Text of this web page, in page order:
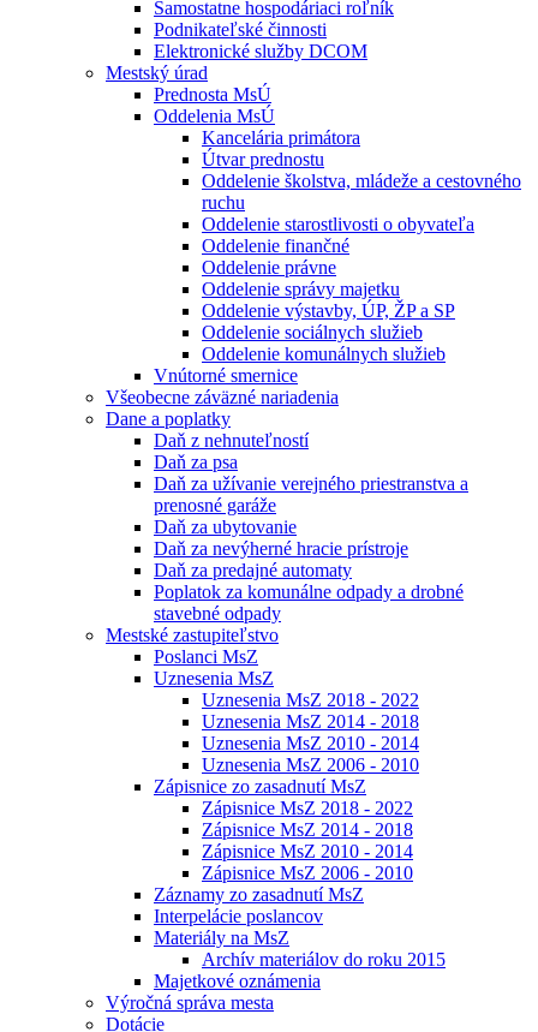
Samostatne hospodáriaci roľník
Podnikateľské činnosti
Elektronické služby DCOM
Mestský úrad
Prednosta MsÚ
Oddelenia MsÚ
Kancelária primátora
Útvar prednostu
Oddelenie školstva, mládeže a cestovného
ruchu
Oddelenie starostlivosti o obyvateľa
Oddelenie finančné
Oddelenie právne
Oddelenie správy majetku
Oddelenie výstavby, ÚP, ŽP a SP
Oddelenie sociálnych služieb
Oddelenie komunálnych služieb
Vnútorné smernice
Všeobecne záväzné nariadenia
Dane a poplatky
Daň z nehnuteľností
Daň za psa
Daň za užívanie verejného priestranstva a
prenosné garáže
Daň za ubytovanie
Daň za nevýherné hracie prístroje
Daň za predajné automaty
Poplatok za komunálne odpady a drobné
stavebné odpady
Mestské zastupiteľstvo
Poslanci MsZ
Uznesenia MsZ
Uznesenia MsZ 2018 - 2022
Uznesenia MsZ 2014 - 2018
Uznesenia MsZ 2010 - 2014
Uznesenia MsZ 2006 - 2010
Zápisnice zo zasadnutí MsZ
Zápisnice MsZ 2018 - 2022
Zápisnice MsZ 2014 - 2018
Zápisnice MsZ 2010 - 2014
Zápisnice MsZ 2006 - 2010
Záznamy zo zasadnutí MsZ
Interpelácie poslancov
Materiály na MsZ
Archív materiálov do roku 2015
Majetkové oznámenia
Výročná správa mesta
Dotácie